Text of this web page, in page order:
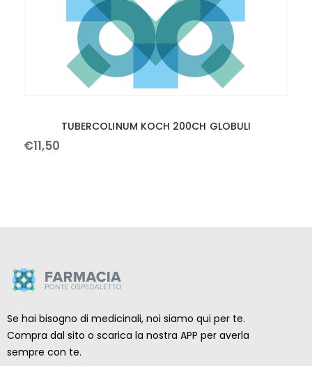
TUBERCOLINUM KOCH 200CH GLOBULI
€11,50
Se hai bisogno di medicinali, noi siamo qui per te.
Compra dal sito o scarica la nostra APP per averla
sempre con te.